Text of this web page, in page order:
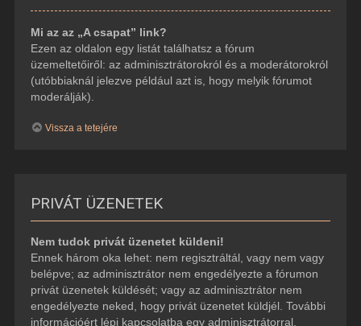
Mi az az „A csapat” link?
Ezen az oldalon egy listát találhatsz a fórum
üzemeltetőiről: az adminisztrátorokról és a moderátorokról
(utóbbiaknál jelezve például azt is, hogy melyik fórumot
moderálják).
Vissza a tetejére
PRIVÁT ÜZENETEK
Nem tudok privát üzenetet küldeni!
Ennek három oka lehet: nem regisztráltál, vagy nem vagy
belépve; az adminisztrátor nem engedélyezte a fórumon
privát üzenetek küldését; vagy az adminisztrátor nem
engedélyezte neked, hogy privát üzenetet küldjél. További
információért lépj kapcsolatba egy adminisztrátorral.